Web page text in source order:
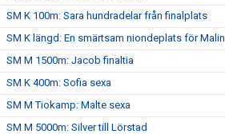
SM K 100m: Sara hundradelar från finalplats
SM K längd: En smärtsam niondeplats för Malin
SM M 1500m: Jacob finaltia
SM K 400m: Sofia sexa
SM M Tiokamp: Malte sexa
SM M 5000m: Silver till Lörstad